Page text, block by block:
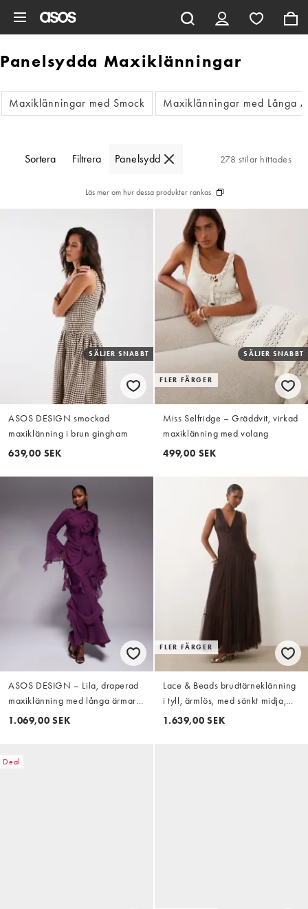
Panelsydda Maxiklänningar
Maxiklänningar med Smock Maxiklänningar med Långa
Sortera Filtrera Panelsydd 278 stilar hittades
Läs mer om hur dessa produkter rankas
SÄLJER SNABBT
ASOS DESIGN smockad
maxiklänning i brun gingham
639,00 SEK
FLER FÄRGER
SÄLJER SNABBT
Miss Selfridge – Gräddvit, virkad
maxiklänning med volang
499,00 SEK
ASOS DESIGN – Lila, draperad
maxiklänning med långa ärmar,
volang och råskuren fåll
1.069,00 SEK
FLER FÄRGER
Lace & Beads brudtärneklänning
i tyll, ärmlös, med sänkt midja,
lager på lager-fåll och maxilängd
1.639,00 SEK
Deal